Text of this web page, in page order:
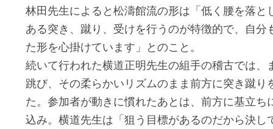
林田先生によると松濤館流の形は「低く腰を落と
ある突き、蹴り、受けを行うのが特徴的で、自分
た形を心掛けています」とのこと。
続いて行われた横道正明先生の組手の稽古では、
跳び、その柔らかいリズムのまま前方に突き蹴り
た。参加者が動きに慣れたあとは、前方に基立ち
込み。横道先生は「狙う目標があるのだから決し